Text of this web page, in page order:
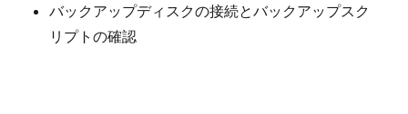
バックアップディスクの接続とバックアップスク
リプトの確認